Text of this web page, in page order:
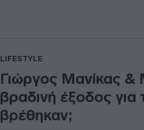
LIFESTYLE
Γιώργος Μανίκας
βραδινή έξοδος για
βρέθηκαν;